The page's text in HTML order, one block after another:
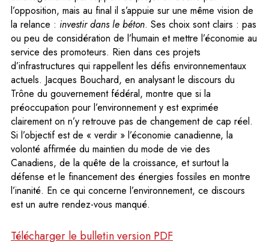
l’opposition, mais au final il s’appuie sur une même vision de
la relance : investir dans le béton. Ses choix sont clairs : pas
ou peu de considération de l’humain et mettre l’économie au
service des promoteurs. Rien dans ces projets
d’infrastructures qui rappellent les défis environnementaux
actuels. Jacques Bouchard, en analysant le discours du
Trône du gouvernement fédéral, montre que si la
préoccupation pour l’environnement y est exprimée
clairement on n’y retrouve pas de changement de cap réel.
Si l’objectif est de « verdir » l’économie canadienne, la
volonté affirmée du maintien du mode de vie des
Canadiens, de la quête de la croissance, et surtout la
défense et le financement des énergies fossiles en montre
l’inanité. En ce qui concerne l’environnement, ce discours
est un autre rendez-vous manqué.
Télécharger le bulletin version PDF